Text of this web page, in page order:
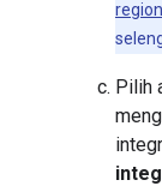
Pilih